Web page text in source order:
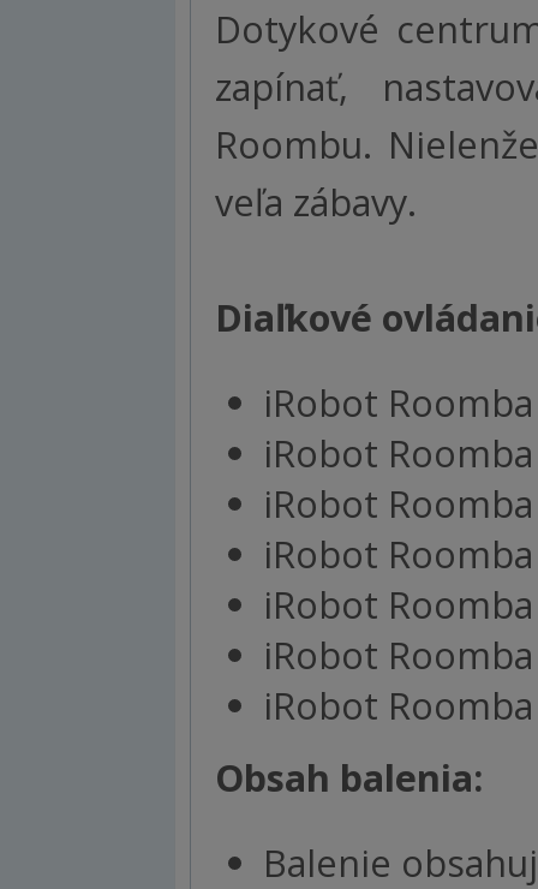
Dotykové
zapínať,
Roombu.
veľa zábavy.
Diaľkové
iRobot
iRobot
iRobot
iRobot
iRobot
iRobot
iRobot
Obsah balenia:
Balenie